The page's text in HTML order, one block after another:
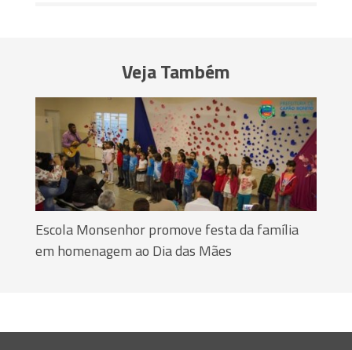
Veja Também
Escola Monsenhor promove festa da família
em homenagem ao Dia das Mães